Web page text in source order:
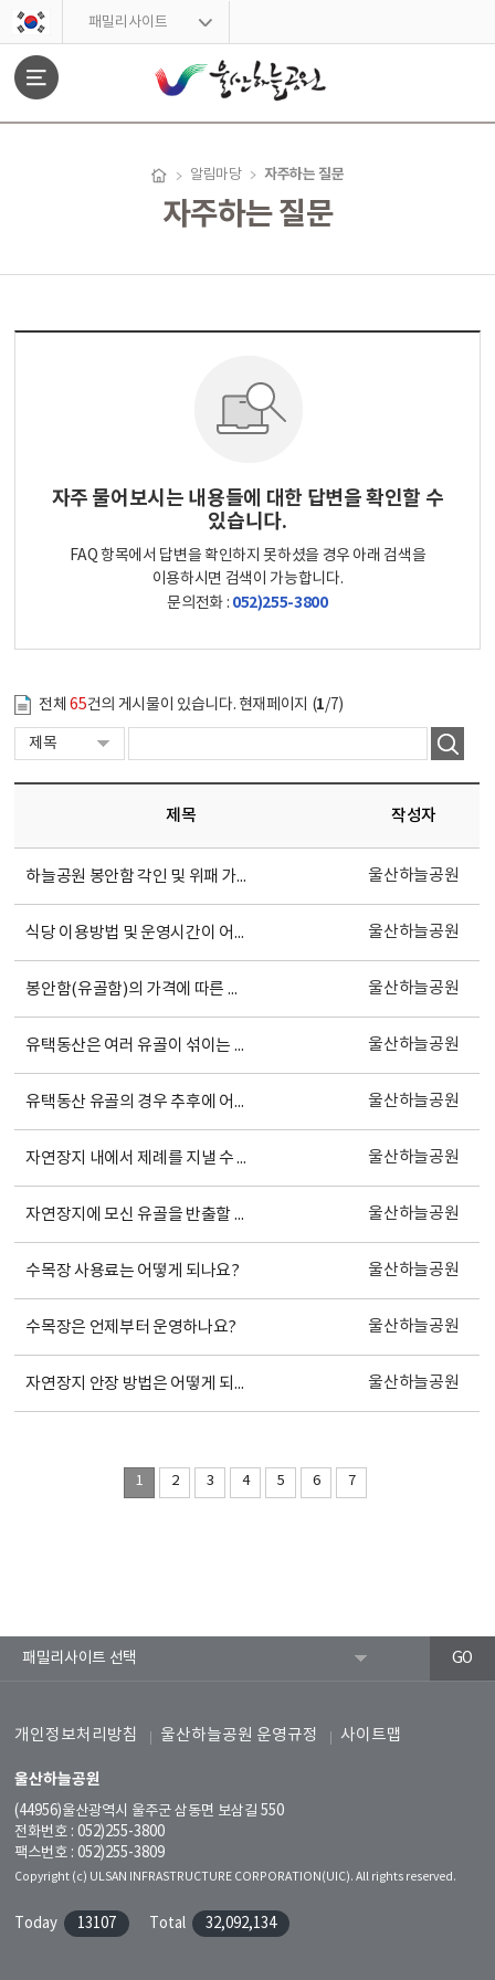
스킵네비게이션
패밀리사이트
알림마당 자주하는 질문
자주하는 질문
자주하는 질문 시작
자주 물어보시는 내용들에 대한 답변을 확인할 수
있습니다.
FAQ 항목에서 답변을 확인하지 못하셨을 경우 아래 검색을
이용하시면 검색이 가능합니다.
문의전화 : 052)255-3800
전체65건의 게시물이 있습니다. 현재페이지 (1/7)
제목 작성자
하늘공원 봉안함 각인 및 위패 가격은 얼마인가요? 울산하늘공원
식당 이용방법 및 운영시간이 어떻게 되나요? 울산하늘공원
봉안함(유골함)의 가격에 따른 차이점이 무엇인지 알고 싶습니다. 울산하늘공원
유택동산은 여러 유골이 섞이는 건가요? 울산하늘공원
유택동산 유골의 경우 추후에 어떻게 처리하는지 궁금합니다. 울산하늘공원
자연장지 내에서 제례를 지낼 수 있나요? 울산하늘공원
자연장지에 모신 유골을 반출할 수 있나요? 울산하늘공원
수목장 사용료는 어떻게 되나요? 울산하늘공원
수목장은 언제부터 운영하나요? 울산하늘공원
자연장지 안장 방법은 어떻게 되나요? 울산하늘공원
1 2 3 4 5 6 7
개인정보처리방침 울산하늘공원 운영규정 사이트맵
울산하늘공원
(44956)울산광역시 울주군 삼동면 보삼길 550
전화번호 : 052)255-3800
팩스번호 : 052)255-3809
Copyright (c) ULSAN INFRASTRUCTURE CORPORATION(UIC). All rights reserved.
Today 13107 Total 32,092,134